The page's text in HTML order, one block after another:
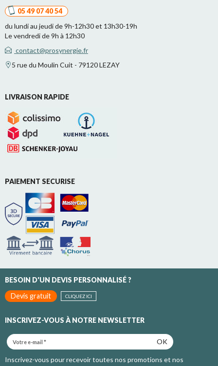
05 49 07 40 54
du lundi au jeudi de 9h-12h30 et 13h30-19h
Le vendredi de 9h à 12h30
contact@prosynergie.fr
5 rue du Moulin Cuit - 79120 LEZAY
LIVRAISON RAPIDE
PAIEMENT SECURISE
BESOIN D'UN DEVIS PERSONNALISÉ ?
Devis gratuit
CLIQUEZ ICI
INSCRIVEZ-VOUS À NOTRE NEWSLETTER
OK
Inscrivez-vous pour recevoir toutes nos promotions et nos